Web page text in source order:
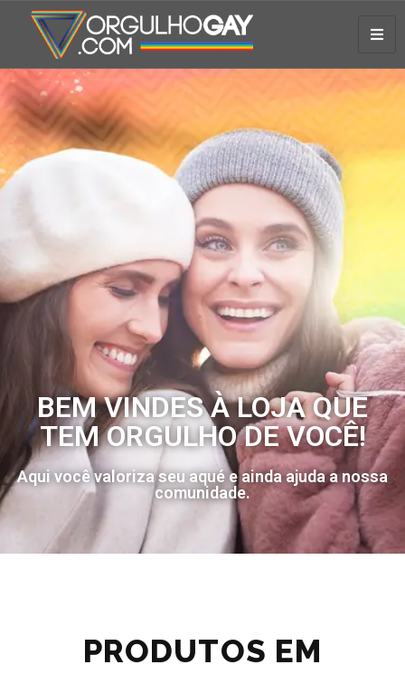
BEM VINDES À LOJA QUE
TEM ORGULHO DE VOCÊ!
Aqui você valoriza seu aqué e ainda ajuda a nossa
comunidade.
PRODUTOS EM